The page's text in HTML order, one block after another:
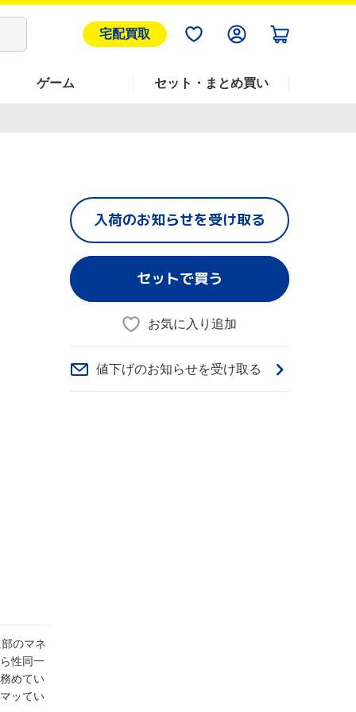
宅配買取
ゲーム セット・まとめ買い
のマネ
性同一
めてい
ッてい
入荷のお知らせを受け取る
セットで買う
お気に入り追加
値下げのお知らせを受け取る